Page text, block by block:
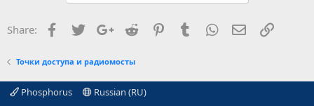
Share: Facebook
TwitterGoogle+
Reddit PinterestTumblrWhatsApp
E-mailСсылка
Точки доступа и радиомосты
Phosphorus
Russian (RU)